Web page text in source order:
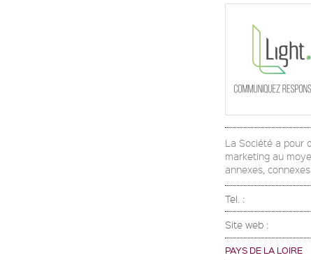
La Société a pour
marketing au
annexes,
Tel. :
Site web :
PAYS DE LA LOIRE